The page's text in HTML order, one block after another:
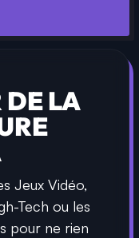
DE LA
Jeux Vidéo,
Tech ou les
pour ne rien